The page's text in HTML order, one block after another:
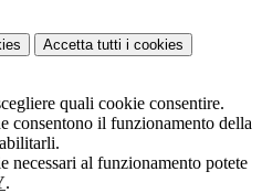
Accetta tutti i cookies
quali cookie consentire.
consentono il funzionamento della
necessari al funzionamento potete
.